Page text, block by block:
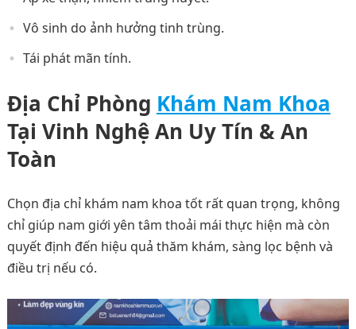
Vô sinh do ảnh hưởng tinh trùng.
Tái phát mãn tính.
Địa Chỉ Phòng Khám Nam Khoa
Tại Vinh Nghệ An Uy Tín & An
Toàn
Chọn địa chỉ khám nam khoa tốt rất quan trọng, không
chỉ giúp nam giới yên tâm thoải mái thực hiện mà còn
quyết định đến hiệu quả thăm khám, sàng lọc bệnh và
điều trị nếu có.